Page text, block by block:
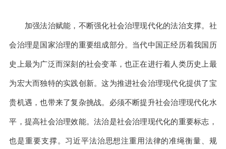
加强法治赋能，不断强化社会治理现代化的法治支撑。社
会治理是国家治理的重要组成部分。当代中国正经历着我国历
史上最为广泛而深刻的社会变革，也正在进行着人类历史上最
为宏大而独特的实践创新。这为推进社会治理现代化提供了宝
贵机遇，也带来了复杂挑战。必须不断提升社会治理现代化水
平，提高社会治理效能。法治是社会治理现代化的重要标志，
也是重要支撑。习近平法治思想注重用法律的准绳衡量、规